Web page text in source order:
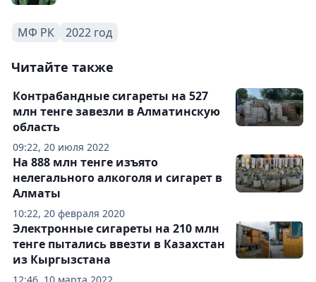
МФ РК 2022 год
Читайте также
09:22, 20 июля 2022
Контрабандные сигареты на 527
млн тенге завезли в Алматинскую
область
10:22, 20 февраля 2020
На 888 млн тенге изъято
нелегального алкоголя и сигарет в
Алматы
Электронные сигареты на 210 млн
тенге пытались ввезти в Казахстан
из Кыргызстана